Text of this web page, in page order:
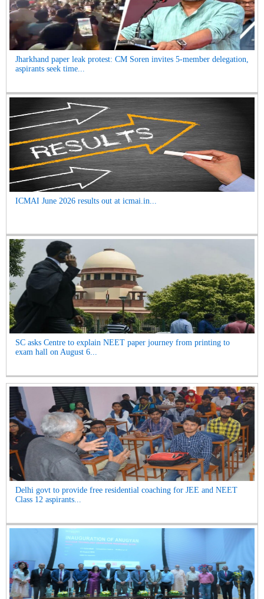
Jharkhand paper leak protest: CM Soren invites 5-member delegation,
aspirants seek time...
ICMAI June 2026 results out at icmai.in...
SC asks Centre to explain NEET paper journey from printing to
exam hall on August 6...
Delhi govt to provide free residential coaching for JEE and NEET
Class 12 aspirants...